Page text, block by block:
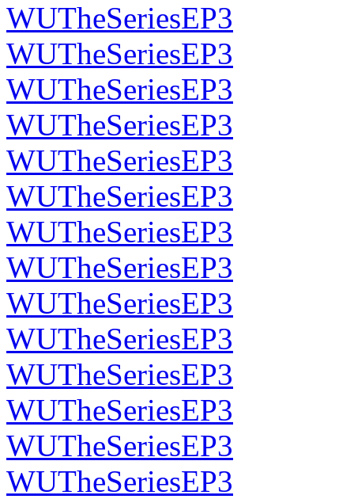
WUTheSeriesEP3
WUTheSeriesEP3
WUTheSeriesEP3
WUTheSeriesEP3
WUTheSeriesEP3
WUTheSeriesEP3
WUTheSeriesEP3
WUTheSeriesEP3
WUTheSeriesEP3
WUTheSeriesEP3
WUTheSeriesEP3
WUTheSeriesEP3
WUTheSeriesEP3
WUTheSeriesEP3